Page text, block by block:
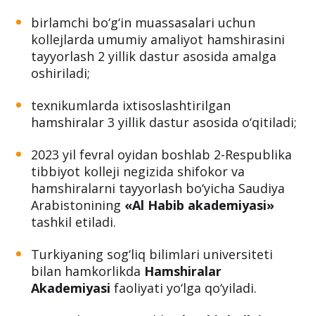
birlamchi bo‘g‘in muassasalari uchun
kollejlarda umumiy amaliyot hamshirasini
tayyorlash 2 yillik dastur asosida amalga
oshiriladi;
texnikumlarda ixtisoslashtirilgan
hamshiralar 3 yillik dastur asosida o‘qitiladi;
2023 yil fevral oyidan boshlab 2-Respublika
tibbiyot kolleji negizida shifokor va
hamshiralarni tayyorlash bo‘yicha Saudiya
Arabistonining «Al Habib akademiyasi»
tashkil etiladi.
Turkiyaning sog‘liq bilimlari universiteti
bilan hamkorlikda Hamshiralar
Akademiyasi faoliyati yo‘lga qo‘yiladi.